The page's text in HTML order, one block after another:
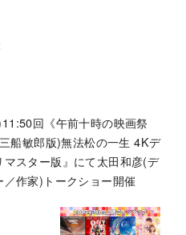
回《午前十時の映画祭
船敏郎版)無法松の一生 4Kデ
マスター版』にて太田和彦(デ
／作家)トークショー開催